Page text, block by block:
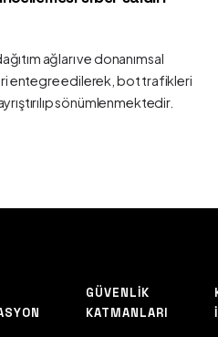
ağları ve donanımsal
entegre edilerek, bot trafikleri
sönümlenmektedir.
GÜVENLIK
KATMANLARI